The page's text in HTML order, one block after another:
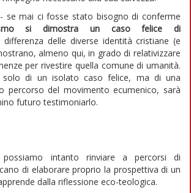
se mai ci fosse stato bisogno di conferme
si dimostra un caso felice di
differenza delle diverse identità cristiane (e
almeno qui, in grado di relativizzare
per rivestire quella comune di umanità.
di un isolato caso felice, ma di una
percorso del movimento ecumenico, sarà
futuro testimoniarlo.
intanto rinviare a percorsi di
di elaborare proprio la prospettiva di un
dalla riflessione eco-teologica.